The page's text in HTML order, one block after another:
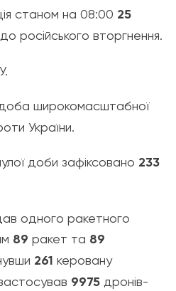
станом на 08:00 25
російського вторгнення.
широкомасштабної
України.
доби зафіксовано 233
одного ракетного
89 ракет та 89
261 керовану
9975 дронів-